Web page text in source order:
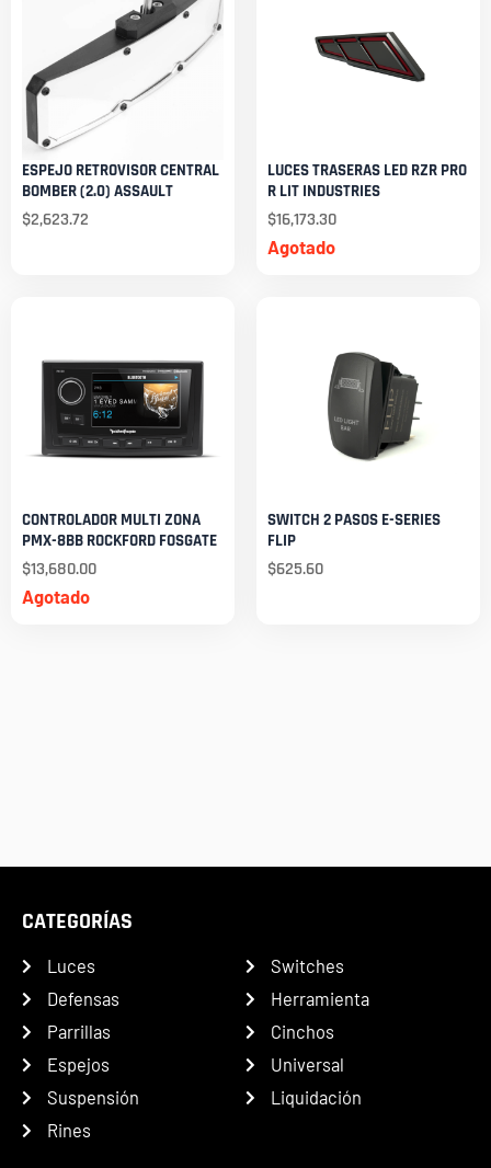
ESPEJO RETROVISOR CENTRAL
BOMBER (2.0) ASSAULT
$2,623.72
Agotado
LUCES TRASERAS LED RZR PRO
R LIT INDUSTRIES
$16,173.30
Agotado
CONTROLADOR MULTI ZONA
PMX-8BB ROCKFORD FOSGATE
$13,680.00
SWITCH 2 PASOS E-SERIES
FLIP
$625.60
CATEGORÍAS
Luces
Defensas
Parrillas
Espejos
Suspensión
Rines
Switches
Herramienta
Cinchos
Universal
Liquidación